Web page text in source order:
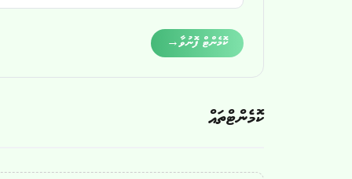
ކޮމެންޓް ފޮނުވާ→
ކޮމެންޓްތައް